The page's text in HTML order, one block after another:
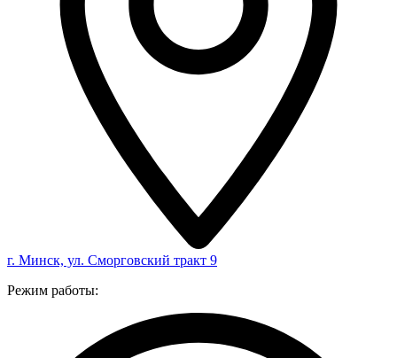
г. Минск, ул. Сморговский тракт 9
Режим работы: